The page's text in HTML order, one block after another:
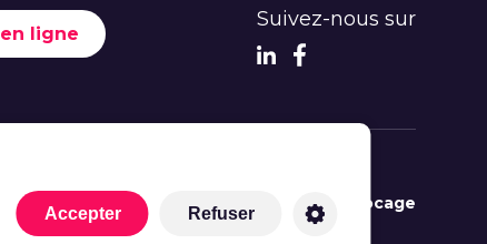
ligne
Suivez-nous sur
© 2022 - Ateliers du Bocage
Accepter Refuser